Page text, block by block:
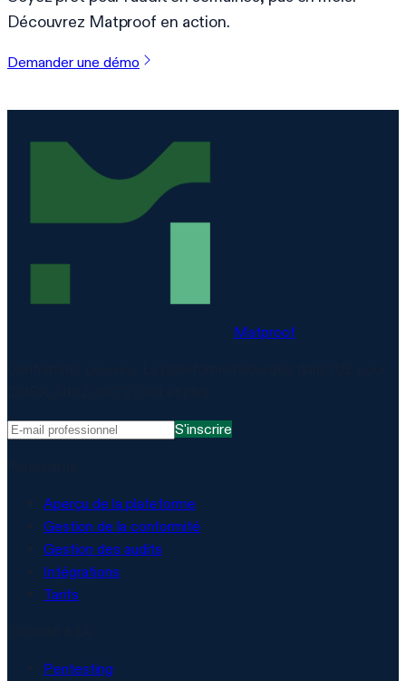
Découvrez Matproof en action.
Demander une démo
Matproof
S'inscrire
Aperçu de la plateforme
Gestion de la conformité
Gestion des audits
Intégrations
Tarifs
Pentesting